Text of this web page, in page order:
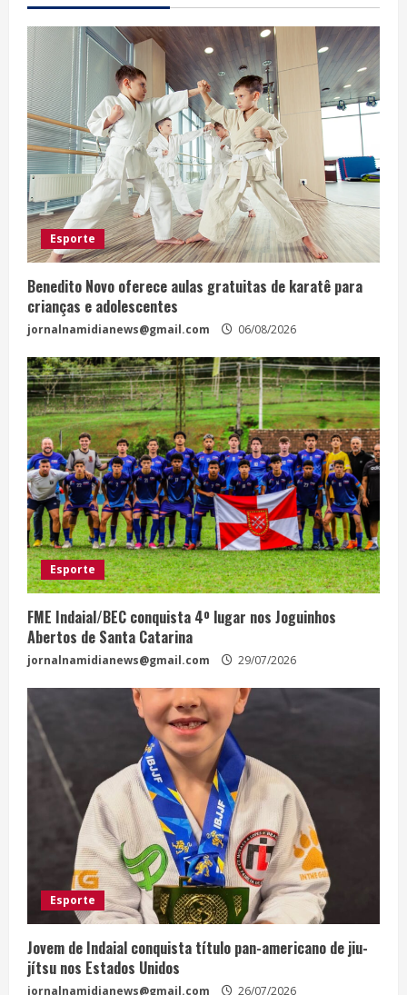
Esporte
Benedito Novo oferece aulas gratuitas de karatê para
crianças e adolescentes
jornalnamidianews@gmail.com 06/08/2026
Esporte
FME Indaial/BEC conquista 4º lugar nos Joguinhos
Abertos de Santa Catarina
jornalnamidianews@gmail.com 29/07/2026
Esporte
Jovem de Indaial conquista título pan-americano de jiu-
jítsu nos Estados Unidos
jornalnamidianews@gmail.com 26/07/2026